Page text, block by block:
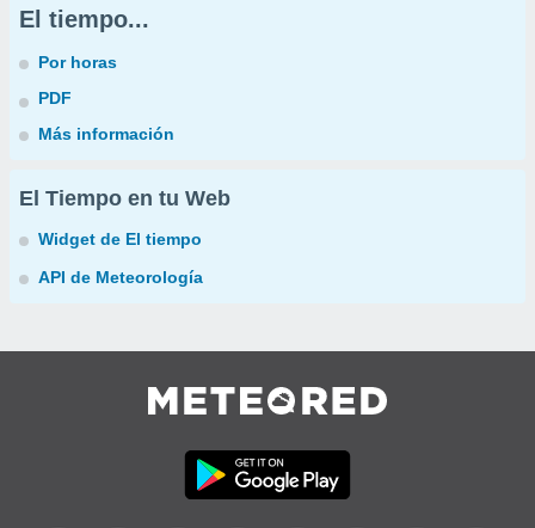
El tiempo...
Por horas
PDF
Más información
El Tiempo en tu Web
Widget de El tiempo
API de Meteorología